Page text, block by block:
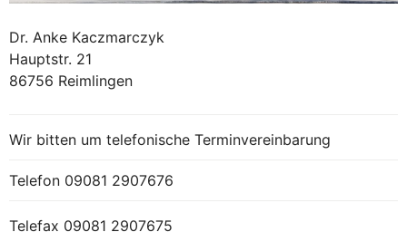
Dr. Anke Kaczmarczyk
Hauptstr. 21
86756 Reimlingen
Wir bitten um telefonische Terminvereinbarung
Telefon 09081 2907676
Telefax 09081 2907675